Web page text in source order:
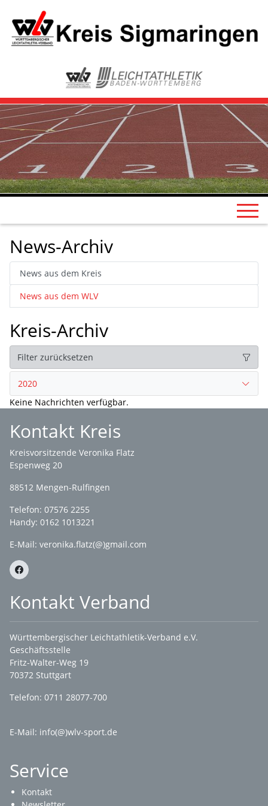
News-Archiv
News aus dem Kreis
News aus dem WLV
Kreis-Archiv
Filter zurücksetzen
2020
Keine Nachrichten verfügbar.
Kontakt Kreis
Kreisvorsitzende Veronika Flatz
Espenweg 20
88512 Mengen-Rulfingen
Telefon: 07576 2255
Handy: 0162 1013221
E-Mail: veronika.flatz(@)gmail.com
Kontakt Verband
Württembergischer Leichtathletik-Verband e.V.
Geschäftsstelle
Fritz-Walter-Weg 19
70372 Stuttgart
Telefon: 0711 28077-700
E-Mail: info(@)wlv-sport.de
Service
Kontakt